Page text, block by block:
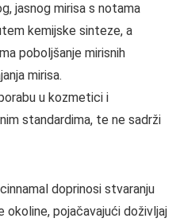
jasnog mirisa s notama
kemijske sinteze, a
poboljšanje mirisnih
mirisa.
u kozmetici i
standardima, te ne sadrži
doprinosi stvaranju
okoline, pojačavajući doživljaj